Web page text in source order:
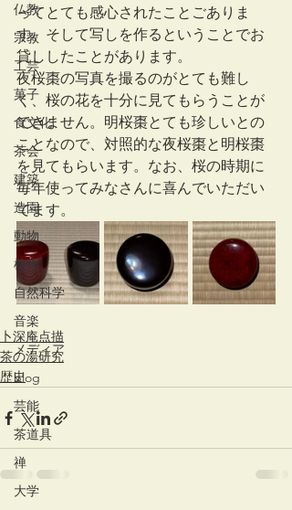
仏教
宗教
工芸
菓子
食文化
茶会
建築
造園
動物
植物
自然科学
音楽
メディア
blog
芸能
茶道具
禅
大学
ってとても感心されたことごありま
す。そして写しを作るということでお
貸ししたことがあります。
夜桜棗の写真を撮るのがとても難し
く、桜の花を十分に見てもらうことが
できません。明桜棗とても珍しいとの
ことなので、対照的な夜桜棗と明桜棗
を見てもらいます。なお、桜の時期に
毎年使ってみなさんに喜んでいただい
てます。
卜深庵点描
茶の湯研究
歴史